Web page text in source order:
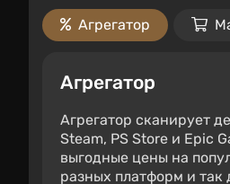
Агрегатор
Агрегатор
Агрегатор сканирует
Steam, PS Store и Epic
выгодные цены на
разных платформ и так